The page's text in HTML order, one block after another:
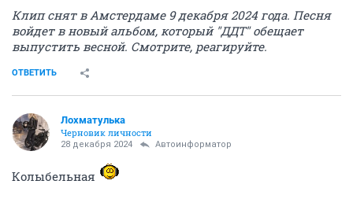
Клип снят в Амстердаме 9 декабря 2024 года. Песня
войдет в новый альбом, который "ДДТ" обещает
выпустить весной. Смотрите, реагируйте.
ОТВЕТИТЬ
Лохматулька
Черновик личности
28 декабря 2024 Автоинформатор
Колыбельная